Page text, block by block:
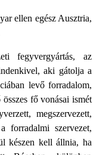
ellen egész Ausztria,
fegyvergyártás, az
aki gátolja a
levő forradalom,
fő vonásai ismét
megszervezett,
forradalmi szervezet,
készen kell állnia, ha